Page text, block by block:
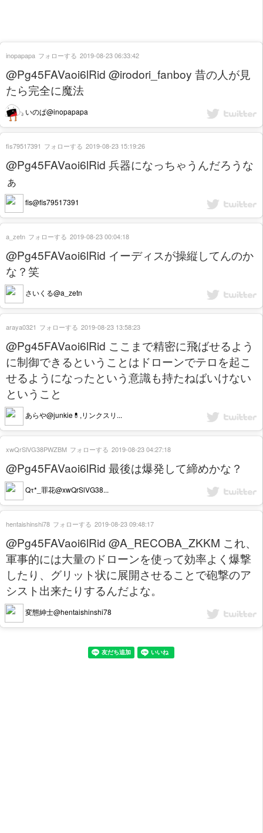
@Pg45FAVaoi6lRid @irodori_fanboy 昔の人が見
たら完全に魔法
いのぱ@inopapapa
inopapapa フォローする 2019-08-23 06:33:42
@Pg45FAVaoi6lRid 兵器になっちゃうんだろうな
ぁ
fis@fis79517391
fis79517391 フォローする 2019-08-23 15:19:26
@Pg45FAVaoi6lRid イーディスが操縦してんのか
な？笑
さいくる@a_zetn
a_zetn フォローする 2019-08-23 00:04:18
@Pg45FAVaoi6lRid ここまで精密に飛ばせるよう
に制御できるということはドローンでテロを起こ
せるようになったという意識も持たねばいけない
ということ
あらや@junkie💊,リンクスリ...
araya0321 フォローする 2019-08-23 13:58:23
@Pg45FAVaoi6lRid 最後は爆発して締めかな？
Qτ*_罪花@xwQrSlVG38...
xwQrSlVG38PWZBM フォローする 2019-08-23 04:27:18
@Pg45FAVaoi6lRid @A_RECOBA_ZKKM これ、
軍事的には大量のドローンを使って効率よく爆撃
したり、グリット状に展開させることで砲撃のア
シスト出来たりするんだよな。
変態紳士@hentaishinshi78
hentaishinshi78 フォローする 2019-08-23 09:48:17